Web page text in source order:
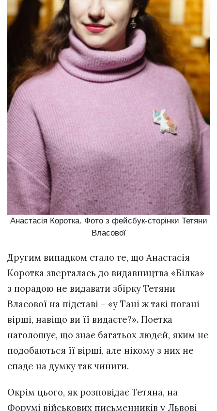
Анастасія Коротка. Фото з фейсбук-сторінки Тетяни
Власової
Другим випадком стало те, що Анастасія
Коротка зверталась до видавництва «Білка»
з порадою не видавати збірку Тетяни
Власової на підставі – «у Тані ж такі погані
вірші, навіщо ви її видаєте?». Поетка
наголошує, що знає багатьох людей, яким не
подобаються її вірші, але нікому з них не
спаде на думку так чинити.
Окрім цього, як розповідає Тетяна, на
Форумі військових письменників у Львові